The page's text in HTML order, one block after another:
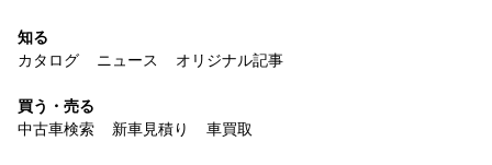
知る
カタログ
ニュース オリジナル記事
買う・売る
中古車検索
新車見積り 車買取